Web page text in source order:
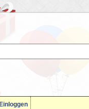
Einloggen